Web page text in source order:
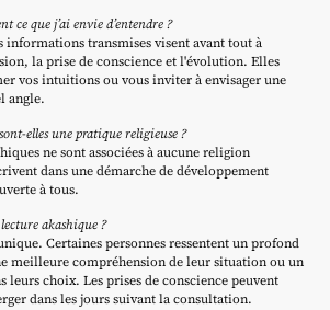
ce que j’ai envie d’entendre ?
informations transmises visent avant tout à
la prise de conscience et l'évolution. Elles
vos intuitions ou vous inviter à envisager une
angle.
elles une pratique religieuse ?
ne sont associées à aucune religion
dans une démarche de développement
à tous.
akashique ?
Certaines personnes ressentent un profond
meilleure compréhension de leur situation ou un
leurs choix. Les prises de conscience peuvent
dans les jours suivant la consultation.